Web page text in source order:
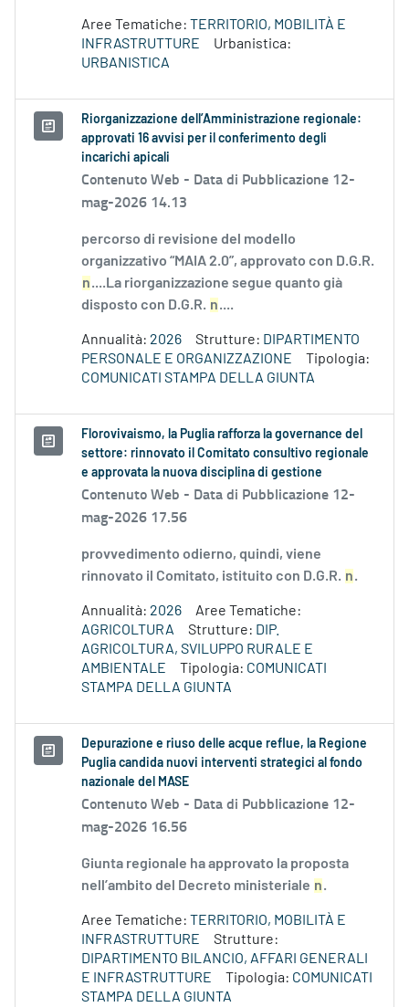
Aree Tematiche: TERRITORIO, MOBILITÀ E
INFRASTRUTTURE
Urbanistica:
URBANISTICA
Riorganizzazione dell’Amministrazione regionale:
approvati 16 avvisi per il conferimento degli
incarichi apicali
Contenuto Web - Data di Pubblicazione 12-
mag-2026 14.13
percorso di revisione del modello
organizzativo “MAIA 2.0”, approvato con D.G.R.
n....La riorganizzazione segue quanto già
disposto con D.G.R. n....
Annualità: 2026 Strutture: DIPARTIMENTO
PERSONALE E ORGANIZZAZIONE
Tipologia:
COMUNICATI STAMPA DELLA GIUNTA
Florovivaismo, la Puglia rafforza la governance del
settore: rinnovato il Comitato consultivo regionale
e approvata la nuova disciplina di gestione
Contenuto Web - Data di Pubblicazione 12-
mag-2026 17.56
provvedimento odierno, quindi, viene
rinnovato il Comitato, istituito con D.G.R. n.
Annualità: 2026
Aree Tematiche:
AGRICOLTURA
Strutture: DIP.
AGRICOLTURA, SVILUPPO RURALE E
AMBIENTALE
Tipologia: COMUNICATI
STAMPA DELLA GIUNTA
Depurazione e riuso delle acque reflue, la Regione
Puglia candida nuovi interventi strategici al fondo
nazionale del MASE
Contenuto Web - Data di Pubblicazione 12-
mag-2026 16.56
Giunta regionale ha approvato la proposta
nell’ambito del Decreto ministeriale n.
Aree Tematiche: TERRITORIO, MOBILITÀ E
INFRASTRUTTURE
Strutture:
DIPARTIMENTO BILANCIO, AFFARI GENERALI
E INFRASTRUTTURE
Tipologia: COMUNICATI
STAMPA DELLA GIUNTA